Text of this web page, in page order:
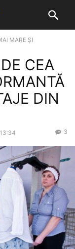
MARE ȘI
CEA
DIN
3